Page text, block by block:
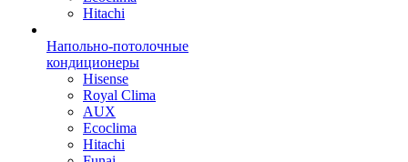
Hitachi
Напольно-потолочные
кондиционеры
Hisense
Royal Clima
AUX
Ecoclima
Hitachi